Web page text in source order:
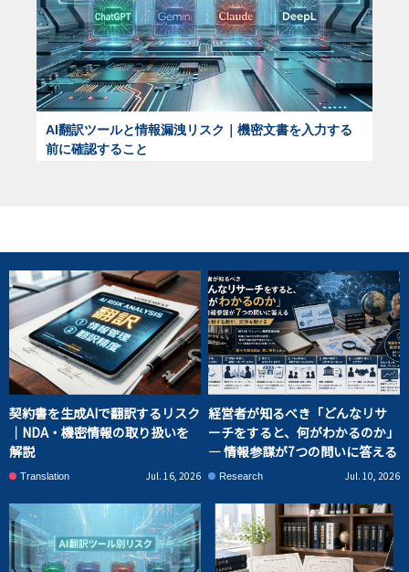
AI翻訳ツールと情報漏洩リスク｜機密文書を入力する
前に確認すること
契約書を生成AIで翻訳するリスク
｜NDA・機密情報の取り扱いを
解説
Translation Jul. 16, 2026
経営者が知るべき「どんなリサ
ーチをすると、何がわかるのか」
― 情報参謀が7つの問いに答える
Research Jul. 10, 2026